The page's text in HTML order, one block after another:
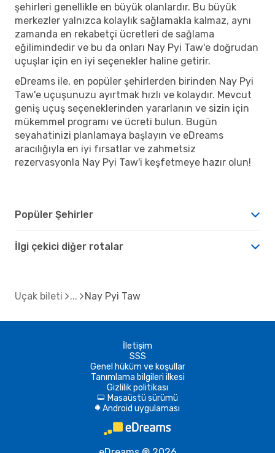
şehirleri genellikle en büyük olanlardır. Bu büyük
merkezler yalnızca kolaylık sağlamakla kalmaz, aynı
zamanda en rekabetçi ücretleri de sağlama
eğilimindedir ve bu da onları Nay Pyi Taw'e doğrudan
uçuşlar için en iyi seçenekler haline getirir.
eDreams ile, en popüler şehirlerden birinden Nay Pyi
Taw'e uçuşunuzu ayırtmak hızlı ve kolaydır. Mevcut
geniş uçuş seçeneklerinden yararlanın ve sizin için
mükemmel programı ve ücreti bulun. Bugün
seyahatinizi planlamaya başlayın ve eDreams
aracılığıyla en iyi fırsatlar ve zahmetsiz
rezervasyonla Nay Pyi Taw'i keşfetmeye hazır olun!
Popüler Şehirler
İlgi çekici diğer rotalar
Uçak bileti Nay Pyi Taw
İletişim
SSS
Genel hüküm ve koşullar
Tanımlama bilgileri ilkesi
Gizlilik politikası
d Masaüstü sürümü
A Android uygulaması